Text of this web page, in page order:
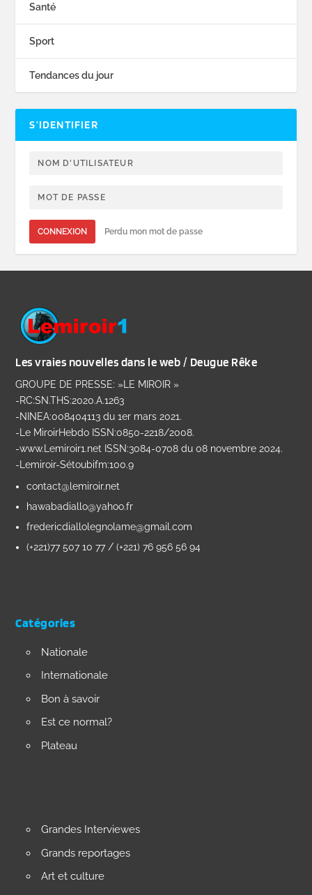
Santé
Sport
Tendances du jour
S’IDENTIFIER
CONNEXION Perdu mon mot de passe
Les vraies nouvelles dans le web / Deugue Rêke
GROUPE DE PRESSE: »LE MIROIR »
-RC:SN.THS:2020.A.1263
-NINEA:008404113 du 1er mars 2021.
-Le MiroirHebdo ISSN:0850-2218/2008.
-www.Lemiroir1.net ISSN:3084-0708 du 08 novembre 2024.
-Lemiroir-Sétoubifm:100.9
contact@lemiroir.net
hawabadiallo@yahoo.fr
fredericdiallolegnolame@gmail.com
(+221)77 507 10 77 / (+221) 76 956 56 94
Catégories
Nationale
Internationale
Bon à savoir
Est ce normal?
Plateau
Grandes Interviewes
Grands reportages
Art et culture